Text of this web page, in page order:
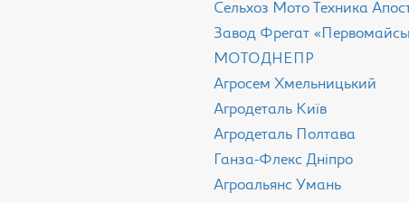
Сельхоз Мото Техника
Завод Фрегат
МОТОДНЕПР
Агросем Хмельницький
Агродеталь Київ
Агродеталь Полтава
Ганза-Флекс Дніпро
Агроальянс Умань